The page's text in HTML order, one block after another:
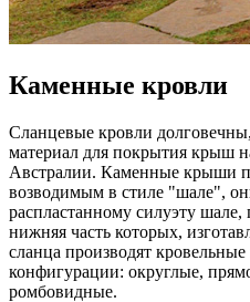
Каменные кровли
Сланцевые кровли
материал для покрытия крыш
Австралии. Каменные крыши
возводимым в стиле "шале",
распластанному силуэту
нижняя часть которых,
сланца производят
конфигурации: округлые,
ромбовидные.